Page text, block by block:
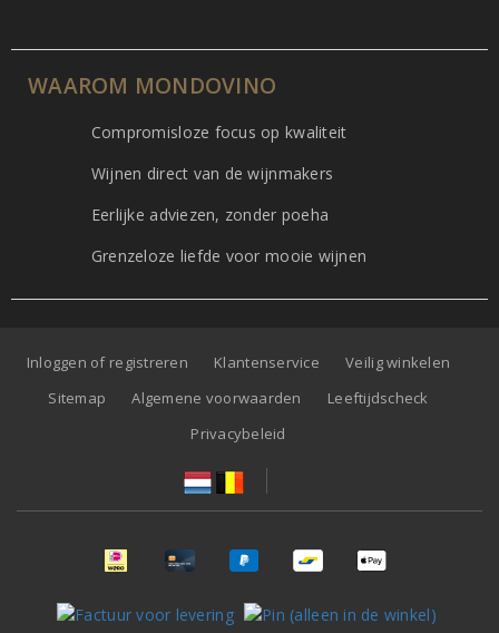
WAAROM MONDOVINO
Compromisloze focus op kwaliteit
Wijnen direct van de wijnmakers
Eerlijke adviezen, zonder poeha
Grenzeloze liefde voor mooie wijnen
Inloggen of registreren Klantenservice
Veilig winkelen
Sitemap
Algemene voorwaarden
Leeftijdscheck
Privacybeleid